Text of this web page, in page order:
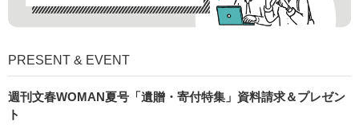
PRESENT & EVENT
週刊文春WOMAN夏号「遺贈・寄付特集」資料請求＆プレゼン
ト